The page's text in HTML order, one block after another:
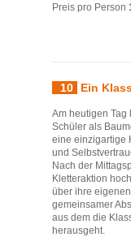
Preis pro Person
10 Ein
Am heutigen
Schüler als
eine einzigartige
und
Nach der
Kletteraktion
über ihre
gemeinsamer
aus dem die
herausgeht.